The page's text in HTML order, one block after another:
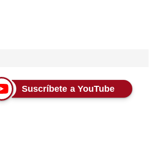
Suscríbete a YouTube